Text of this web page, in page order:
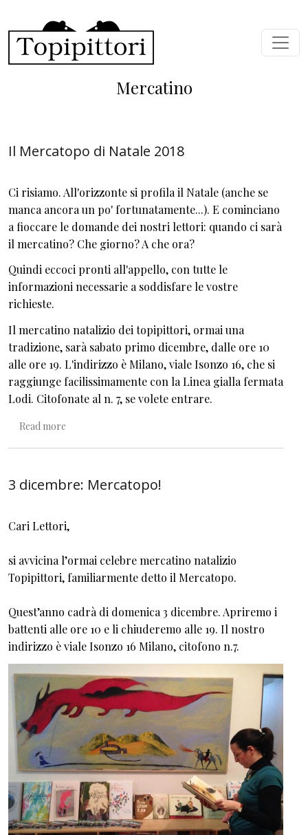
Mercatino
Il Mercatopo di Natale 2018
Ci risiamo. All'orizzonte si profila il Natale (anche se
manca ancora un po' fortunatamente...). E cominciano
a fioccare le domande dei nostri lettori: quando ci sarà
il mercatino? Che giorno? A che ora?
Quindi eccoci pronti all'appello, con tutte le
informazioni necessarie a soddisfare le vostre
richieste.
Il mercatino natalizio dei topipittori, ormai una
tradizione, sarà sabato primo dicembre, dalle ore 10
alle ore 19. L'indirizzo è Milano, viale Isonzo 16, che si
raggiunge facilissimamente con la Linea gialla fermata
Lodi. Citofonate al n. 7, se volete entrare.
Read more
3 dicembre: Mercatopo!
Cari Lettori,
si avvicina l’ormai celebre mercatino natalizio
Topipittori, familiarmente detto il Mercatopo.
Quest’anno cadrà di domenica 3 dicembre. Apriremo i
battenti alle ore 10 e li chiuderemo alle 19. Il nostro
indirizzo è viale Isonzo 16 Milano, citofono n.7.